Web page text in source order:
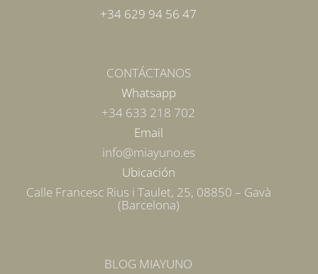
+34 629 94 56 47
CONTÁCTANOS
Whatsapp
+34 633 218 702
Email
info@miayuno.es
Ubicación
Calle Francesc Rius i Taulet, 25, 08850 – Gavà
(Barcelona)
BLOG MIAYUNO